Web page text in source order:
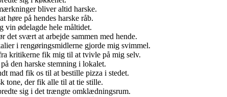
bliver altid harske.
høre på hendes harske råb.
vin ødelagde hele måltidet.
det svært at arbejde sammen med hende.
i rengøringsmidlerne gjorde mig svimmel.
kritikerne fik mig til at tvivle på mig selv.
den harske stemning i lokalet.
mad fik os til at bestille pizza i stedet.
tone, der fik alle til at tie stille.
sig i det trængte omklædningsrum.